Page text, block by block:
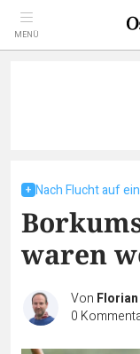
MENÜ
Nach Flucht auf
waren
Von
0